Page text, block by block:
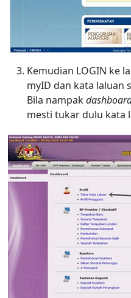
Kemudian LOGIN ke
myID dan kata laluan
Bila nampak
mesti tukar dulu kata